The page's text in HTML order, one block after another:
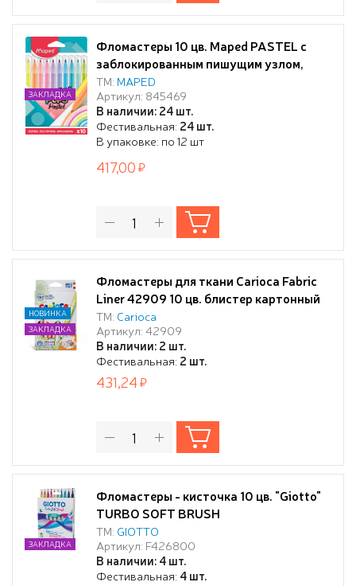
Фломастеры 10 цв. Maped PASTEL с
заблокированным пишущим узлом,
средний пишущий узел, смываемые, 10
пастельных цветов, в картонном
футляре,
ТМ: MAPED
Артикул: 845469
В наличии: 24 шт.
Фестивальная: 24 шт.
В упаковке: по 12 шт
ЗАКЛАДКА
417,00
Фломастеры для ткани Carioca Fabric
Liner 42909 10 цв. блистер картонный
ТМ: Carioca
Артикул: 42909
В наличии: 2 шт.
Фестивальная: 2 шт.
НОВИНКА
ЗАКЛАДКА
431,24
Фломастеры - кисточка 10 цв. "Giotto"
TURBO SOFT BRUSH
ТМ: GIOTTO
Артикул: F426800
В наличии: 4 шт.
Фестивальная: 4 шт.
ЗАКЛАДКА